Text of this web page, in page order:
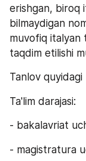
erishgan, biroq
bilmaydigan
muvofiq italyan
taqdim etilishi
Tanlov
Ta'lim darajasi:
- bakalavriat
- magistratura